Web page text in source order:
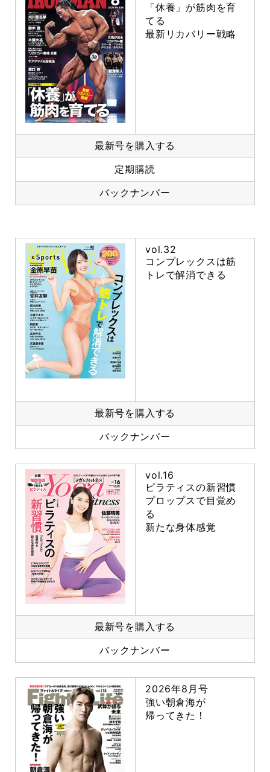
「休養」が筋肉を育
てる
最新リカバリー戦略
最新号を購入する
定期購読
バックナンバー
vol.32
コンプレックスは筋
トレで解消できる
最新号を購入する
バックナンバー
vol.16
ピラティスの新習慣
プロップスで目覚め
る
新たな身体感覚
最新号を購入する
バックナンバー
2026年8月号
強い朝倉海が
帰ってきた！